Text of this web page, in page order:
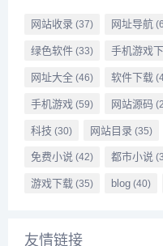
网站收录(37) 网址导航
绿色软件(33) 手机游戏
网址大全(46) 软件下载
手机游戏 (59) 网站源码
科技 (30) 网站目录(35)
免费小说(42) 都市小说
游戏下载(35) blog(40)
友情链接